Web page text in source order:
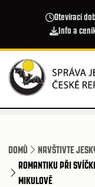
Otevírací
Info a
DOMŮ NAVŠTIVTE
ROMANTIKU PŘI
MIKULOVĚ